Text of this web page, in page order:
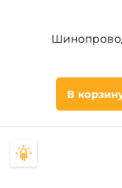
PWM
Место
Потолок
В